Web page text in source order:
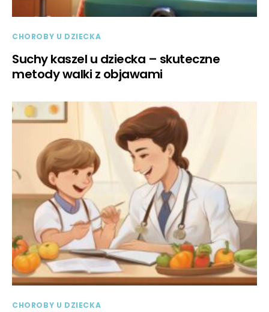
CHOROBY U DZIECKA
Suchy kaszel u dziecka – skuteczne
metody walki z objawami
CHOROBY U DZIECKA